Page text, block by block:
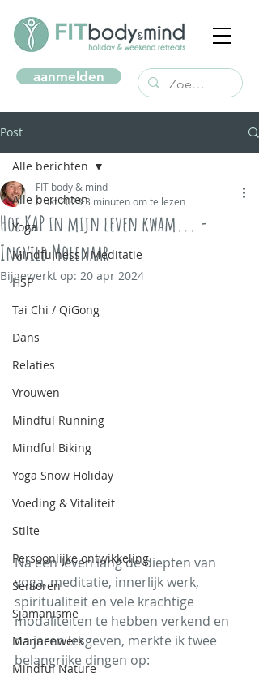
aanmelden
Post
Alle berichten
Yoga
Mindfulness / Meditatie
HSP
Tai Chi / QiGong
Dans
Relaties
Vrouwen
Mindful Running
Mindful Biking
Yoga Snow Holiday
Voeding & Vitaliteit
Stilte
Persoonlijke ontwikkeling
Senioren
Sjamanisme
Mannenwerk
Mindful Nature
Alle berichten
Hoe KAP in mijn leven kwam... -
Ingvild Molenaar
FIT body & mind
6 okt 20233 minuten om te lezen
Bijgewerkt op: 20 apr 2024
Na een leven lang de diepten van
yoga, meditatie, innerlijk werk,
spiritualiteit en vele krachtige
modaliteiten te hebben verkend en
na jaren lesgeven, merkte ik twee
belangrijke dingen op: